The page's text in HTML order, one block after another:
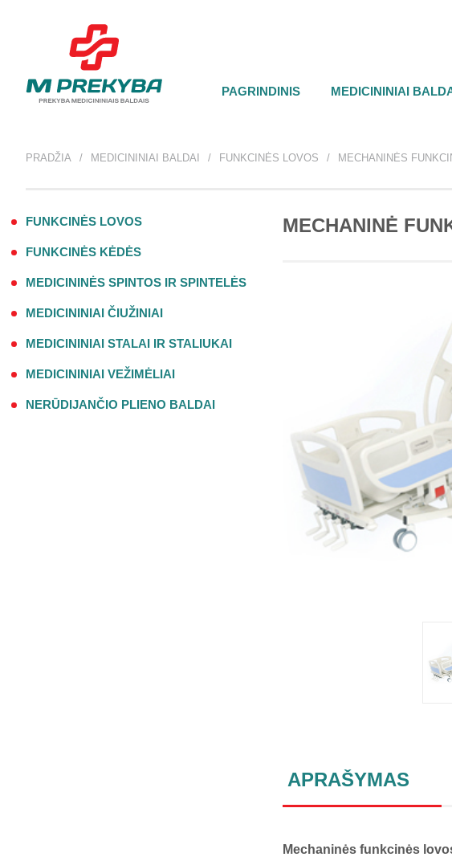
PAGRINDINIS MEDICININIAI
PRADŽIA MEDICININIAI BALDAI FUNKCINĖS LOVOS MECHANINĖS
FUNKCINĖS LOVOS
FUNKCINĖS KĖDĖS
MEDICININĖS SPINTOS IR SPINTELĖS
MEDICININIAI ČIUŽINIAI
MEDICININIAI STALAI IR STALIUKAI
MEDICININIAI VEŽIMĖLIAI
NERŪDIJANČIO PLIENO BALDAI
MECHANINĖ
APRAŠYMAS
Mechaninės funkcinės